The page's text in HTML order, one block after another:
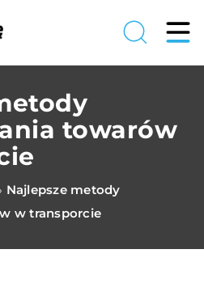
towarów
Najlepsze metody
w transporcie